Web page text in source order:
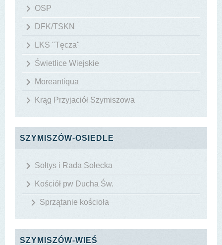
OSP
DFK/TSKN
LKS "Tęcza"
Świetlice Wiejskie
Moreantiqua
Krąg Przyjaciół Szymiszowa
SZYMISZÓW-OSIEDLE
Sołtys i Rada Sołecka
Kościół pw Ducha Św.
Sprzątanie kościoła
SZYMISZÓW-WIEŚ